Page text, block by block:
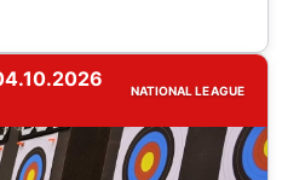
NATIONAL LEAGUE